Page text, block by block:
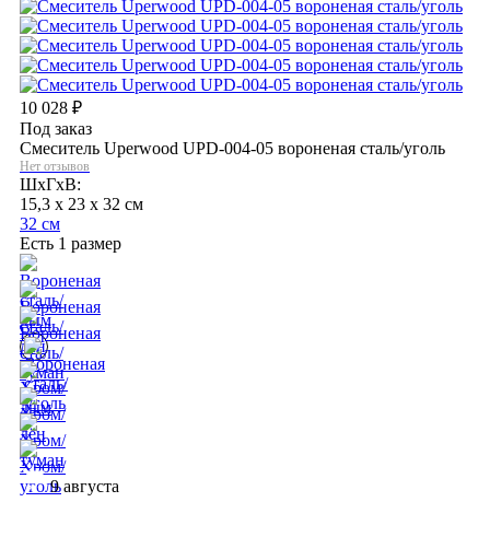
10 028 ₽
Под заказ
Смеситель Uperwood UPD-004-05 вороненая сталь/уголь
Нет отзывов
ШхГхВ:
15,3 x 23 x 32 см
32 см
Есть 1 размер
9 августа